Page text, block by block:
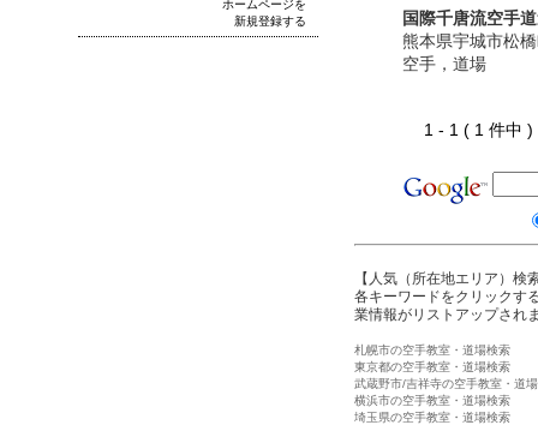
国際千唐流空手
熊本県宇城市松
空手，道場
1 - 1 ( 1 件
【人気（所在地エリア）検
各キーワードをクリックす
業情報がリストアップされ
札幌市の空手教室・道場検索
東京都の空手教室・道場検索
武蔵野市/吉祥寺の空手教室・道
横浜市の空手教室・道場検索
埼玉県の空手教室・道場検索
ホームページを
新規登録する